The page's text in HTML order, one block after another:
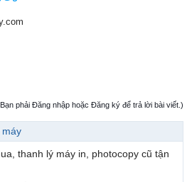
phải Đăng nhập hoặc Đăng ký để trả lời bài viết.)
máy
thanh lý máy in, photocopy cũ tận